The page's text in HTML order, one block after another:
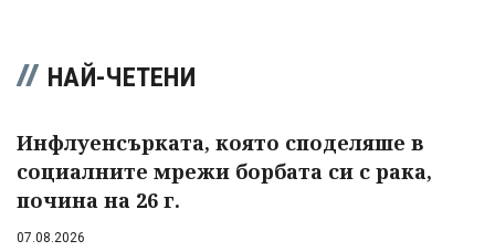
НАЙ-ЧЕТЕНИ
Инфлуенсърката, която споделяше в
социалните мрежи борбата си с рака,
почина на 26 г.
07.08.2026